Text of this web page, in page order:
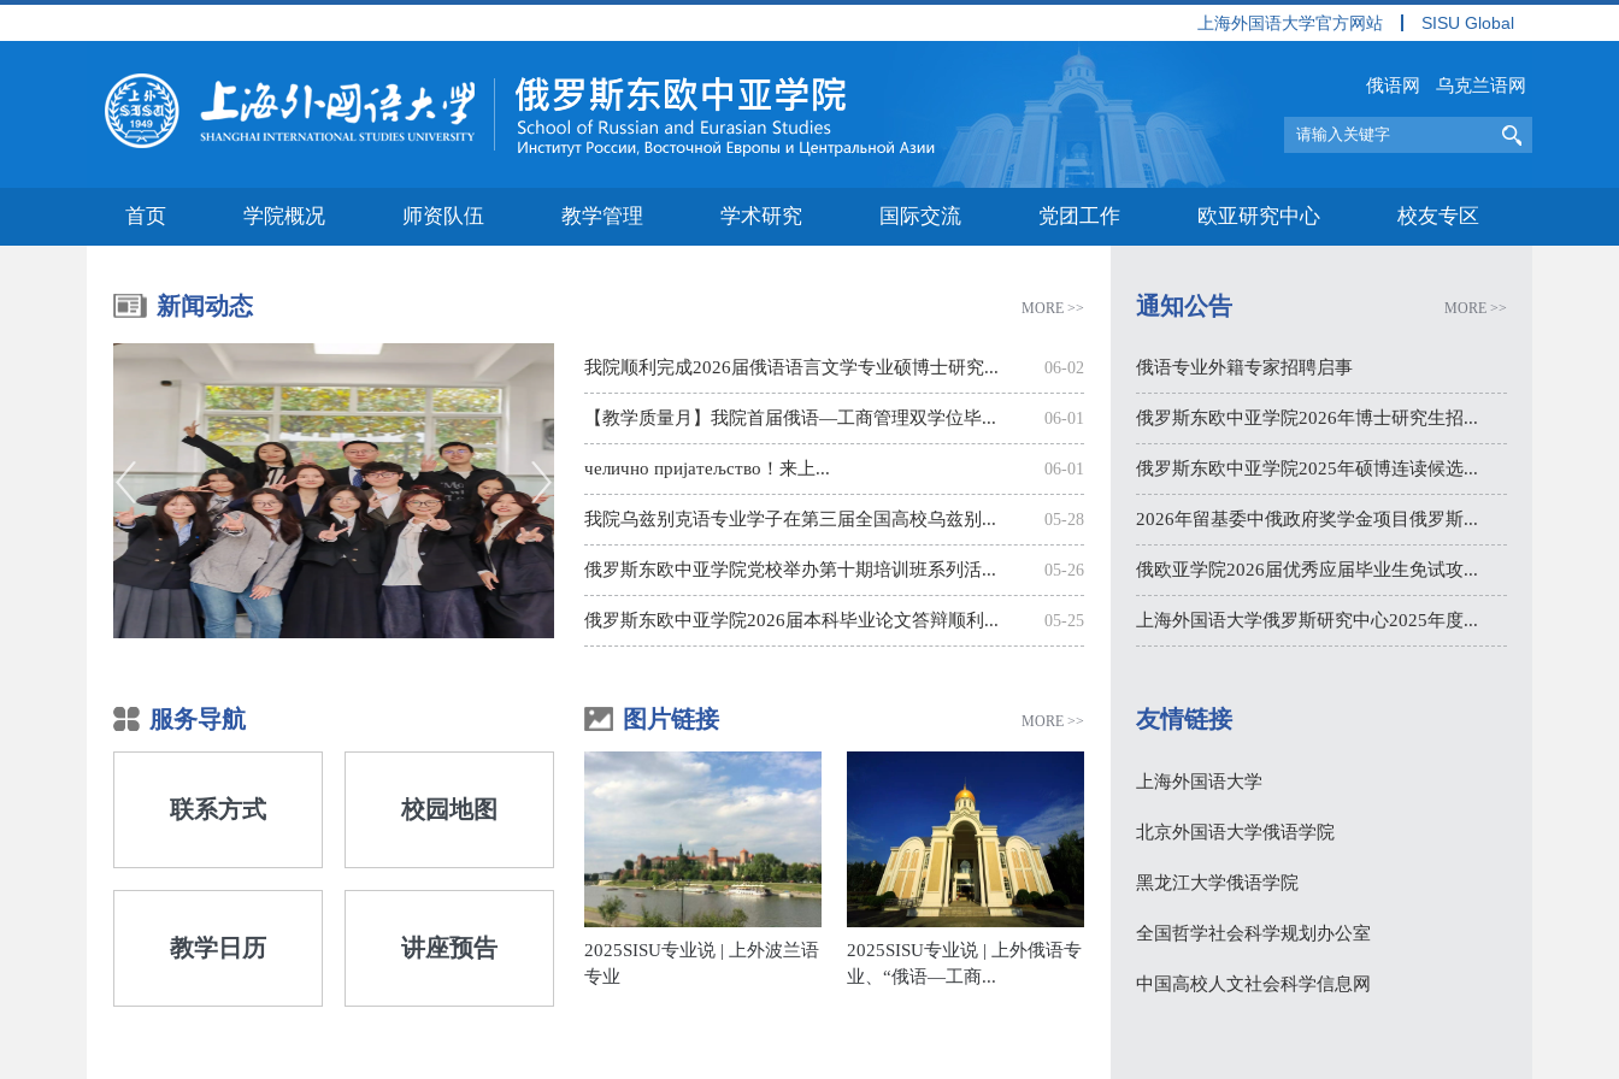
上海外国语大学官方网站 SISU Global
俄语网 乌克兰语网
首页 学院概况 师资队伍 教学管理 学术研究 国际交流 党团工作 欧亚研究中心 校友专区
新闻动态 MORE >>
< >
我院顺利完成2026届俄语语言文学专业硕博士研究... 06-02
【教学质量月】我院首届俄语—工商管理双学位毕... 06-01
челично пријатељство！来上... 06-01
我院乌兹别克语专业学子在第三届全国高校乌兹别... 05-28
俄罗斯东欧中亚学院党校举办第十期培训班系列活... 05-26
俄罗斯东欧中亚学院2026届本科毕业论文答辩顺利... 05-25
服务导航
联系方式 校园地图
教学日历 讲座预告
图片链接 MORE >>
2025SISU专业说 | 上外波兰语
专业
2025SISU专业说 | 上外俄语专
业、“俄语—工商...
通知公告 MORE >>
俄语专业外籍专家招聘启事
俄罗斯东欧中亚学院2026年博士研究生招...
俄罗斯东欧中亚学院2025年硕博连读候选...
2026年留基委中俄政府奖学金项目俄罗斯...
俄欧亚学院2026届优秀应届毕业生免试攻...
上海外国语大学俄罗斯研究中心2025年度...
友情链接
上海外国语大学
北京外国语大学俄语学院
黑龙江大学俄语学院
全国哲学社会科学规划办公室
中国高校人文社会科学信息网